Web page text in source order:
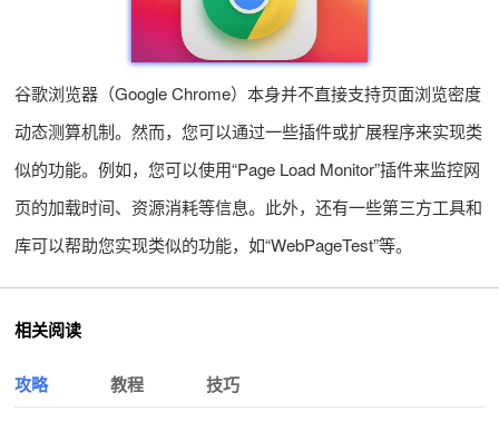
谷歌浏览器（Google Chrome）本身并不直接支持页面浏览密度
动态测算机制。然而，您可以通过一些插件或扩展程序来实现类
似的功能。例如，您可以使用“Page Load Monitor”插件来监控网
页的加载时间、资源消耗等信息。此外，还有一些第三方工具和
库可以帮助您实现类似的功能，如“WebPageTest”等。
相关阅读
攻略 教程 技巧